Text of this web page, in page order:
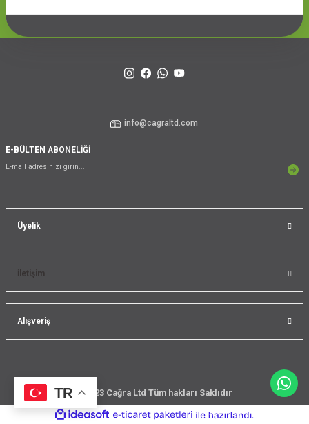
Üyelik
İletişim
Alışveriş
TR
info@cagraltd.com
E-BÜLTEN ABONELİĞİ
@2023 Cağra Ltd Tüm hakları Saklıdır
çember
ideasoft
e-